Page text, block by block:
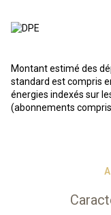
vous propose des
ouvertes de mai à
chauffée avec bain à
A VENDRE
: Bel
une résidence-
En résumé, vous
tout : gestion des
Montant estimé des
standard est compris
énergies indexés sur
(abonnements